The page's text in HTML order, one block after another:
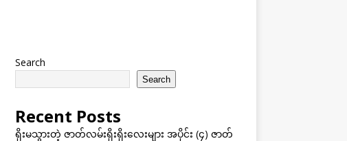
Search
Search
Recent Posts
ရိုးမသွားတဲ့ ဇာတ်လမ်းရိုးရိုးလေးများ အပိုင်း (၄) ဇာတ်